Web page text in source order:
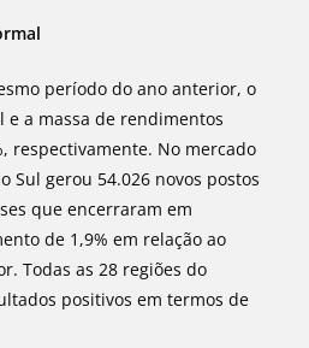
período do ano anterior, o
a massa de rendimentos
respectivamente. No mercado
Sul gerou 54.026 novos postos
que encerraram em
de 1,9% em relação ao
Todas as 28 regiões do
positivos em termos de